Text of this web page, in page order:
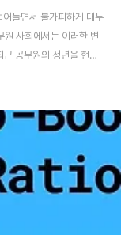
들면서 불가피하게 대두
원 사회에서는 이러한 변
공무원의 정년을 현재
다는 계획을 발표했습
글에서는 공무원 65세 정
예상되는 다양한 사회적,
관련 기관이 어떻게 대응
사회의 도래와 함께, 더 긴